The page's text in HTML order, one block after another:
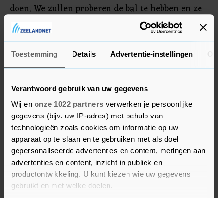
Toestemming Details Advertentie-instellingen
Verantwoord gebruik van uw gegevens
Wij en onze 1022 partners verwerken je persoonlijke
gegevens (bijv. uw IP-adres) met behulp van
technologieën zoals cookies om informatie op uw
apparaat op te slaan en te gebruiken met als doel
gepersonaliseerde advertenties en content, metingen aan
advertenties en content, inzicht in publiek en
productontwikkeling. U kunt kiezen wie uw gegevens
gebruikt en met welke doelen.
doen. We zullen proberen de bal te hebben en ze
niet hun eigen spel te laten spelen."
De andere halve finale gaat woensdag tussen
Colombia en Uruguay. Argentinië won het